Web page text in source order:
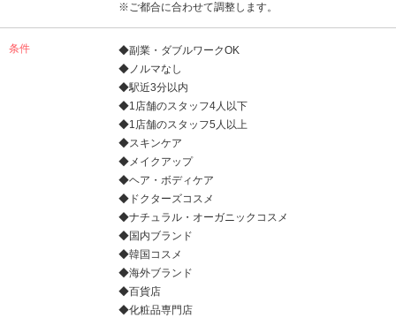
※ご都合に合わせて調整します。
条件
◆副業・ダブルワークOK
◆ノルマなし
◆駅近3分以内
◆1店舗のスタッフ4人以下
◆1店舗のスタッフ5人以上
◆スキンケア
◆メイクアップ
◆ヘア・ボディケア
◆ドクターズコスメ
◆ナチュラル・オーガニックコスメ
◆国内ブランド
◆韓国コスメ
◆海外ブランド
◆百貨店
◆化粧品専門店